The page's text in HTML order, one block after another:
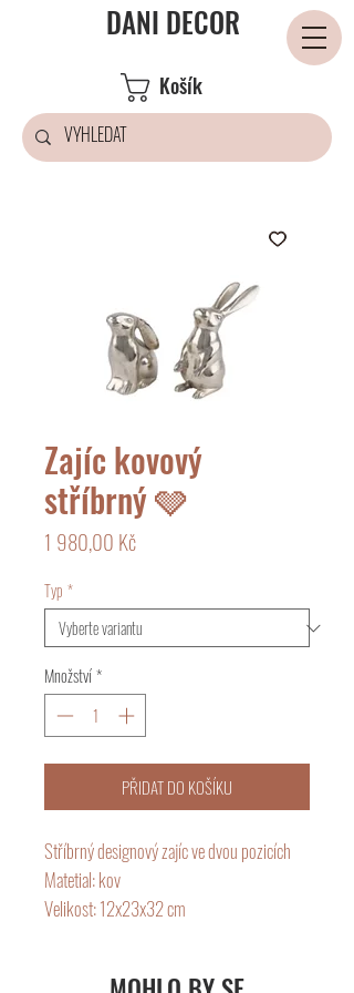
Košík
DANI DECOR
Zajíc kovový
stříbrný 🩶
1 980,00 KčCena
Typ *
Množství*
PŘIDAT DO KOŠÍKU
Stříbrný designový zajíc ve dvou pozicích
Matetial: kov
Velikost: 12x23x32 cm